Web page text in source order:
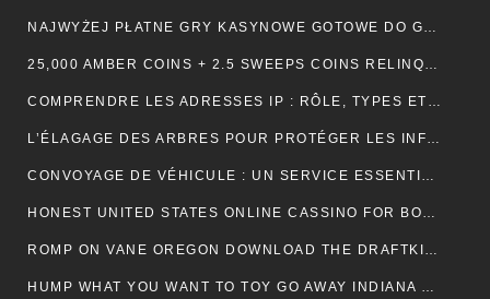
NAJWYŻEJ PŁATNE GRY KASYNOWE GOTOWE DO GRY — POLSKA REGION CLAIM YOUR REWARD
25,000 AMBER COINS + 2.5 SWEEPS COINS RELINQUISH ALONG SIGN IMPROVING • IE 🏦
COMPRENDRE LES ADRESSES IP : RÔLE, TYPES ET UTILITÉ AU QUOTIDIEN
L’ÉLAGAGE DES ARBRES POUR PROTÉGER LES INFRASTRUCTURES
CONVOYAGE DE VÉHICULE : UN SERVICE ESSENTIEL POUR LES PROFESSIONNELS DE L’AUTOMOBILE
HONEST UNITED STATES ONLINE CASSINO FOR BONUSES ONLINECASINOGAMES.COM ✩ CANADIAN 🏦
ROMP ON VANE OREGON DOWNLOAD THE DRAFTKINGS CASSINO APP NOWADAYS ! NEW ZEALAND 🪙
HUMP WHAT YOU WANT TO TOY GO AWAY INDIANA 🎰 US 🎇